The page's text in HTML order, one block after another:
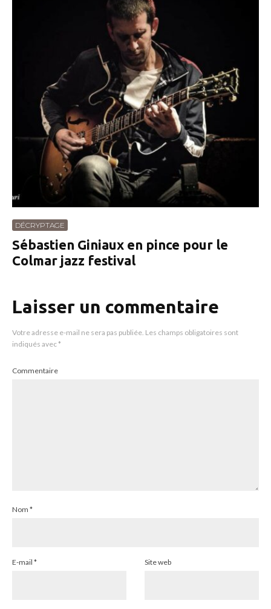
DÉCRYPTAGE
Sébastien Giniaux en pince pour le
Colmar jazz festival
Laisser un commentaire
Votre adresse e-mail ne sera pas publiée. Les champs obligatoires sont
indiqués avec*
Commentaire
Nom *
E-mail * Site web